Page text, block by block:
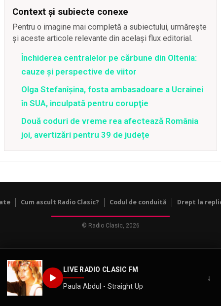
LIVE RADIO CLASIC FM
Paula Abdul - Straight Up
↓
Context și subiecte conexe
Pentru o imagine mai completă a subiectului, urmărește
și aceste articole relevante din același flux editorial.
Închiderea centralelor pe cărbune din Oltenia:
cauze și perspective de viitor
Olga Stefanîşina, fosta ambasadoare a Ucrainei
în SUA, inculpată pentru corupţie
Două coduri de vreme rea afectează România
joi, avertizări pentru 39 de județe
Cum ascult Radio Clasic? Codul de conduită Drept la
© Radio Clasic, 2026